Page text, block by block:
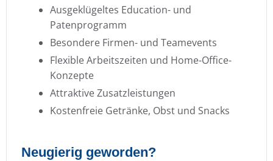
Ausgeklügeltes Education- und
Patenprogramm
Besondere Firmen- und Teamevents
Flexible Arbeitszeiten und Home-Office-
Konzepte
Attraktive Zusatzleistungen
Kostenfreie Getränke, Obst und Snacks
Neugierig geworden?